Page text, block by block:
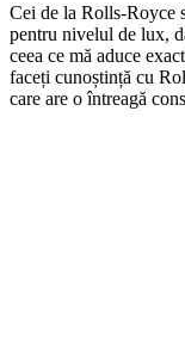
Cei de la Rolls-Royce
pentru nivelul de lux,
ceea ce mă aduce
faceți cunoștință cu
care are o întreagă